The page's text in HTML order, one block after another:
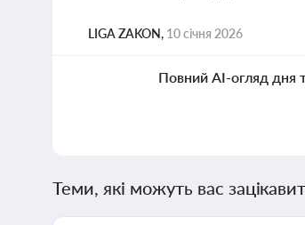
LIGA ZAKON, 10 січня 2026
Повний AI-огляд дня
Теми, які можуть вас